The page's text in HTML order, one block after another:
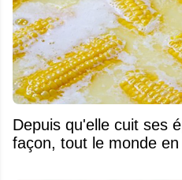
Depuis qu'elle cuit ses
façon, tout le monde